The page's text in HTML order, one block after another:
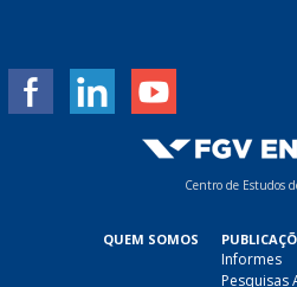
Centro de Estudos
QUEM SOMOS
Informes
Pesquisas